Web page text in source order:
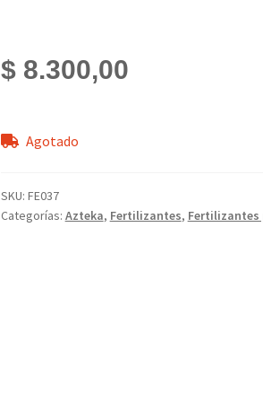
$8.300,00
Agotado
SKU: FE037
Categorías: Azteka, Fertilizantes, Fertilizantes